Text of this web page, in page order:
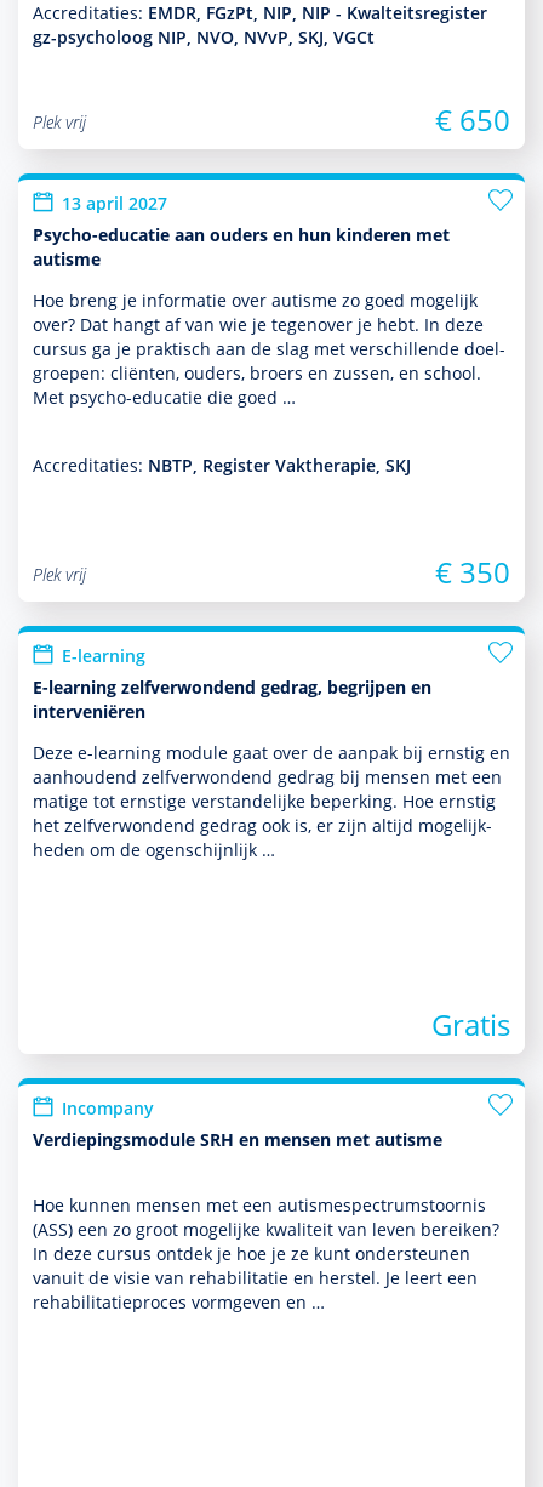
Accreditaties: EMDR, FGzPt, NIP, NIP - Kwalteitsregister
gz-psycholoog NIP, NVO, NVvP, SKJ, VGCt
Plek vrij € 650
13 april 2027
Psycho-educatie aan ouders en hun kinderen met
autisme
Hoe breng je infor­matie over autisme zo goed moge­lijk
over? Dat hangt af van wie je tegen­over je hebt. In deze
cursus ga je prak­tisch aan de slag met ver­schil­lende doel­
groepen: cliënten, ouders, broers en zussen, en school.
Met psycho-educatie die goed …
Accreditaties: NBTP, Register Vaktherapie, SKJ
Plek vrij € 350
E-learning
E-learning zelfverwondend gedrag, begrijpen en
interveniëren
Deze e-learning module gaat over de aanpak bij ernstig en
aanhoudend zelfverwondend gedrag bij mensen met een
matige tot ernstige ver­stande­lijke beper­king. Hoe ernstig
het zelfverwondend gedrag ook is, er zijn altijd moge­lijk­
heden om de ogenschijnlijk …
Gratis
Incompany
Verdiepingsmodule SRH en mensen met autisme
Hoe kunnen mensen met een autisme­spectrum­stoor­nis
(ASS) een zo groot moge­lijke kwaliteit van leven bereiken?
In deze cursus ontdek je hoe je ze kunt onder­steunen
vanuit de visie van rehabi­li­ta­tie en herstel. Je leert een
rehabi­li­ta­tieproces vorm­geven en …